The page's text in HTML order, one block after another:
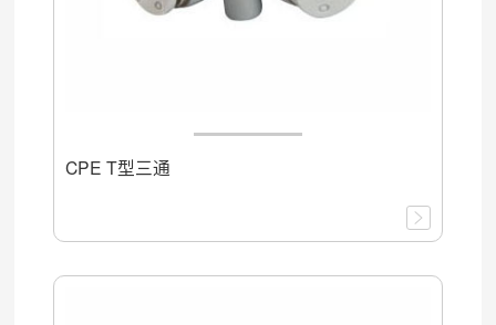
CPE T型三通